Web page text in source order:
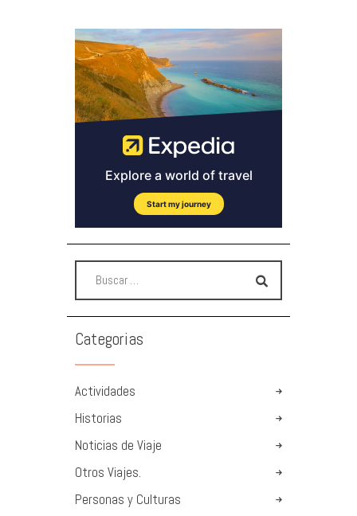
Categorias
Actividades
Historias
Noticias de Viaje
Otros Viajes.
Personas y Culturas